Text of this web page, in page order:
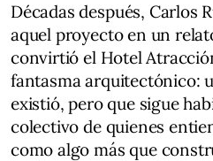
Décadas después, Carlos
aquel proyecto en un
convirtió el Hotel
fantasma arquitectónico:
existió, pero que sigue
colectivo de quienes
como algo más que